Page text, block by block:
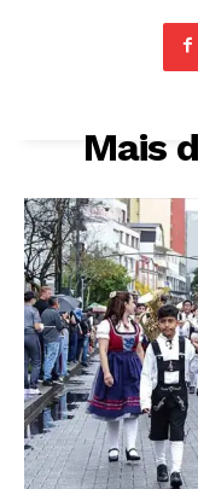
Mais